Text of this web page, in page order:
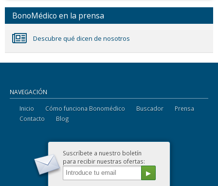
BonoMédico en la prensa
Descubre qué dicen de nosotros
NAVEGACIÓN
Inicio Cómo funciona Bonomédico Buscador
Prensa
Contacto
Blog
Suscríbete a nuestro boletín
para recibir nuestras ofertas: